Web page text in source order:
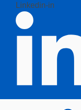
Linkedin-in